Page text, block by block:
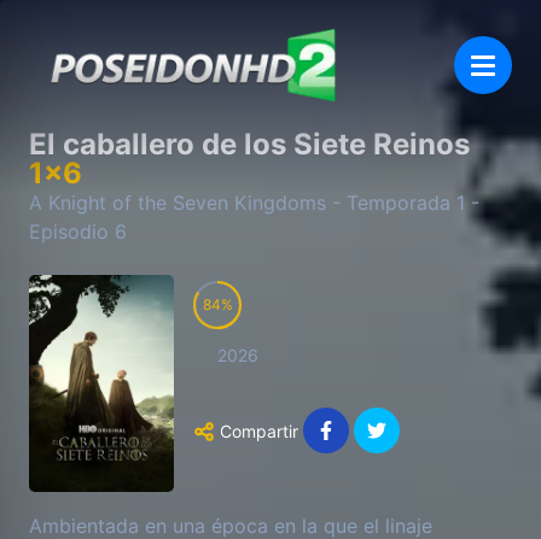
El caballero de los Siete Reinos
1x6
A Knight of the Seven Kingdoms - Temporada 1 -
Episodio 6
84
2026
Compartir
Ambientada en una época en la que el linaje